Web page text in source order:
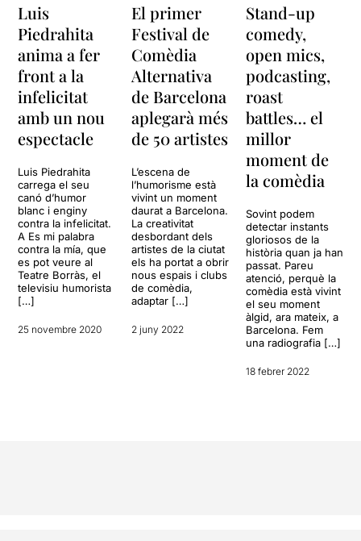
Luis
Piedrahita
anima a fer
front a la
infelicitat
amb un nou
espectacle
Luis Piedrahita
carrega el seu
canó d’humor
blanc i enginy
contra la infelicitat.
A Es mi palabra
contra la mía, que
es pot veure al
Teatre Borràs, el
televisiu humorista
[…]
25 novembre 2020
El primer
Festival de
Comèdia
Alternativa
de Barcelona
aplegarà més
de 50 artistes
L’escena de
l’humorisme està
vivint un moment
daurat a Barcelona.
La creativitat
desbordant dels
artistes de la ciutat
els ha portat a obrir
nous espais i clubs
de comèdia,
adaptar […]
2 juny 2022
Stand-up
comedy,
open mics,
podcasting,
roast
battles… el
millor
moment de
la comèdia
Sovint podem
detectar instants
gloriosos de la
història quan ja han
passat. Pareu
atenció, perquè la
comèdia està vivint
el seu moment
àlgid, ara mateix, a
Barcelona. Fem
una radiografia […]
18 febrer 2022